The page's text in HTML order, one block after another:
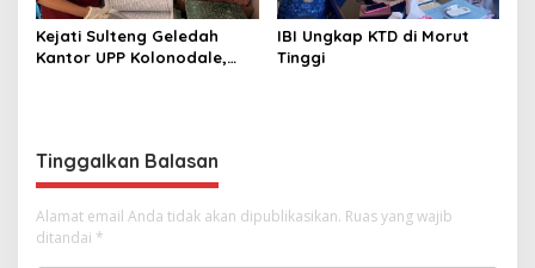
Kejati Sulteng Geledah
Kantor UPP Kolonodale,
IBI Ungkap KTD di Morut
Tinggi
Tinggalkan Balasan
Alamat email Anda tidak akan dipublikasikan. Ruas yang wajib
ditandai *